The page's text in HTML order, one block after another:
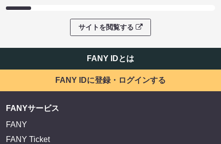
サイトを閲覧する
FANY IDとは
FANY IDに登録・ログインする
FANYサービス
FANY
FANY Ticket